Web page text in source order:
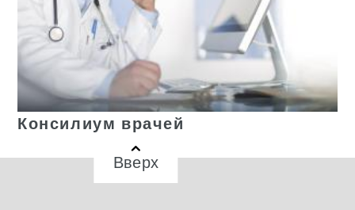
Консилиум врачей
Вверх